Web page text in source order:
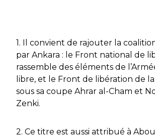
1. Il convient de rajouter la
par Ankara : le Front national de
rassemble des éléments de
libre, et le Front de libération de la
sous sa coupe Ahrar al-Cham et
Zenki.
2. Ce titre est aussi attribué à